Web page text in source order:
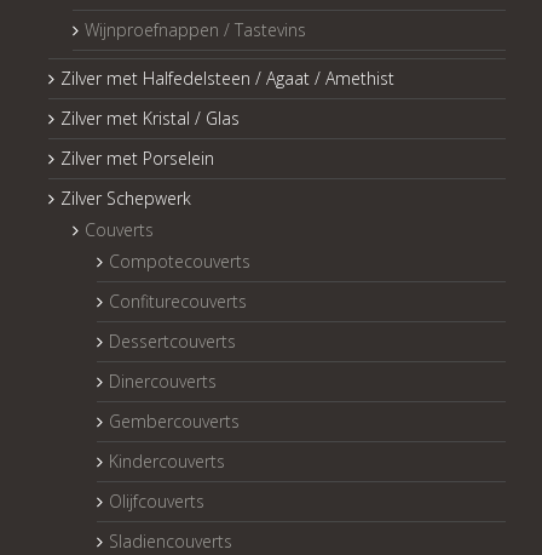
Wijnproefnappen / Tastevins
Zilver met Halfedelsteen / Agaat / Amethist
Zilver met Kristal / Glas
Zilver met Porselein
Zilver Schepwerk
Couverts
Compotecouverts
Confiturecouverts
Dessertcouverts
Dinercouverts
Gembercouverts
Kindercouverts
Olijfcouverts
Sladiencouverts